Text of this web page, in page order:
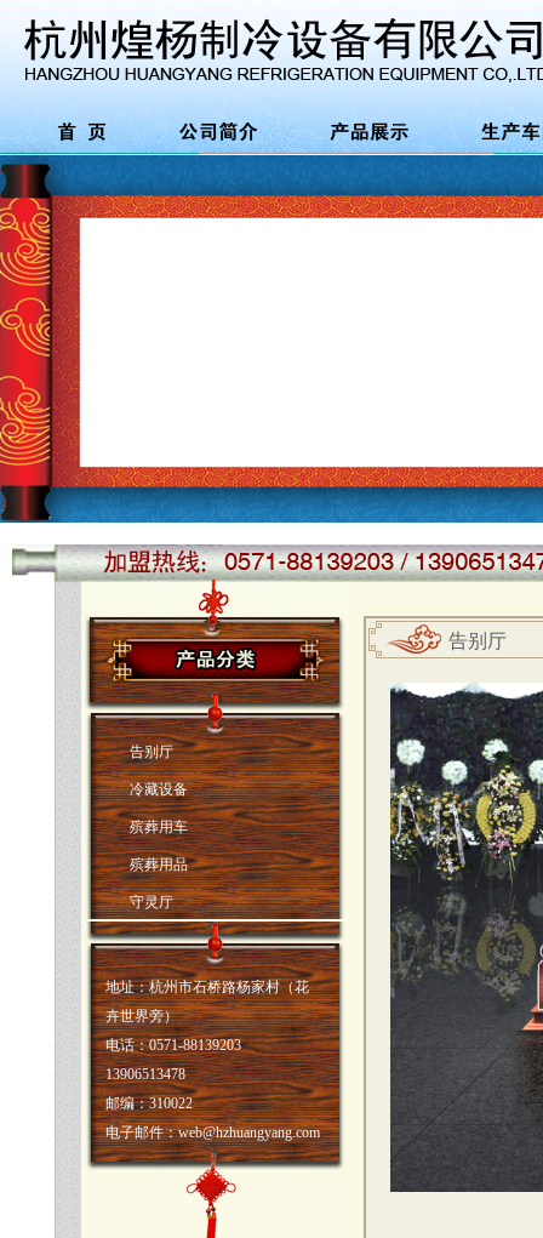
告别厅
冷藏设备
殡葬用车
殡葬用品
守灵厅
地址：杭州市石桥路杨家村（花
卉世界旁）
电话：0571-88139203
13906513478
邮编：310022
电子邮件：web@hzhuangyang.com
告别厅